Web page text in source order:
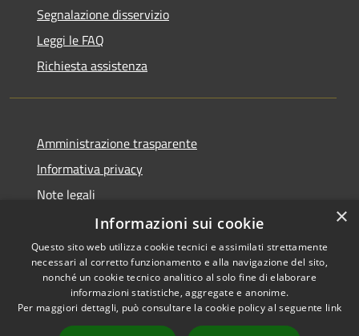
Segnalazione disservizio
Leggi le FAQ
Richiesta assistenza
Amministrazione trasparente
Informativa privacy
Note legali
Dichiarazione di accessibilità
RSS
Copyright © 2026 • Comune di
×
Informazioni sui cookie
Questo sito web utilizza cookie tecnici e assimilati strettamente
necessari al corretto funzionamento e alla navigazione del sito,
nonché un cookie tecnico analitico al solo fine di elaborare
informazioni statistiche, aggregate e anonime.
Per maggiori dettagli, può consultare la cookie policy al seguente link